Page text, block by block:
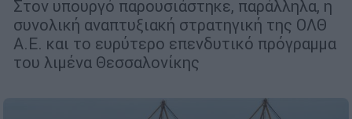
Στον υπουργό παρουσιάστηκε, παράλληλα, η
συνολική αναπτυξιακή στρατηγική της ΟΛΘ
Α.Ε. και το ευρύτερο επενδυτικό πρόγραμμα
του λιμένα Θεσσαλονίκης